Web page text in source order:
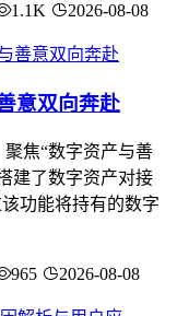
1.1K 2026-08-08
意双向奔赴
焦“数字资产与善
建了数字资产对接
功能将持有的数字
965 2026-08-08